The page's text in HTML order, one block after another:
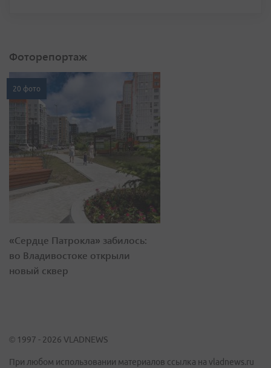
Фоторепортаж
20 фото
«Сердце Патрокла» забилось:
во Владивостоке открыли
новый сквер
© 1997 - 2026 VLADNEWS
При любом использовании материалов ссылка на vladnews.ru